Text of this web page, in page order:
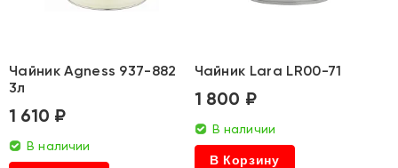
Чайник Agness 937-882
3л
1 610 ₽
В наличии
Чайник Lara LR00-71
1 800 ₽
В наличии
В Корзину